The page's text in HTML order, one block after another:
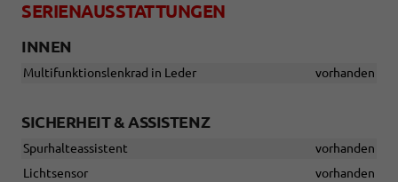
SERIENAUSSTATTUNGEN
INNEN
Multifunktionslenkrad in Leder vorhanden
SICHERHEIT & ASSISTENZ
Spurhalteassistent
vorhanden
Lichtsensor
vorhanden